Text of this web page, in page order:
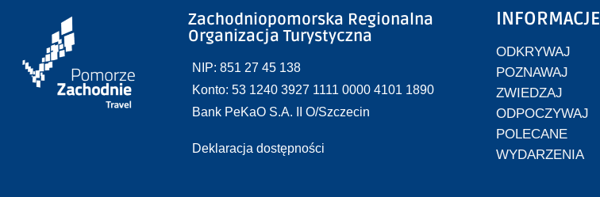
Zachodniopomorska Regionalna
Organizacja Turystyczna
NIP: 851 27 45 138
Konto: 53 1240 3927 1111 0000 4101 1890
Bank PeKaO S.A. II O/Szczecin
Deklaracja dostępności
INFORMACJE
ODKRYWAJ
POZNAWAJ
ZWIEDZAJ
ODPOCZYWAJ
POLECANE
WYDARZENIA